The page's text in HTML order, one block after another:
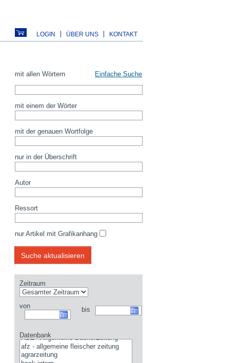
LOGIN ÜBER UNS KONTAKT
mit allen Wörtern Einfache Suche
mit einem der Wörter
mit der genauen Wortfolge
nur in der Überschrift
Autor
Ressort
nur Artikel mit Grafikanhang
Zeitraum
von bis
Datenbank